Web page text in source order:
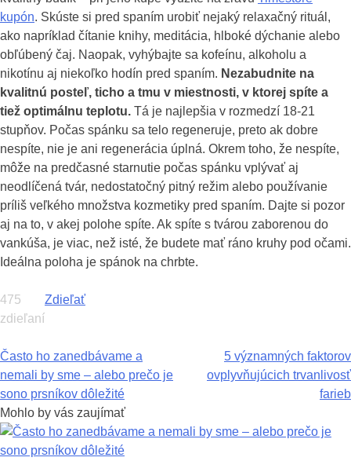
kupón. Skúste si pred spaním urobiť nejaký relaxačný rituál,
ako napríklad čítanie knihy, meditácia, hlboké dýchanie alebo
obľúbený čaj. Naopak, vyhýbajte sa kofeínu, alkoholu a
nikotínu aj niekoľko hodín pred spaním. Nezabudnite na
kvalitnú posteľ, ticho a tmu v miestnosti, v ktorej spíte a
tiež optimálnu teplotu. Tá je najlepšia v rozmedzí 18-21
stupňov. Počas spánku sa telo regeneruje, preto ak dobre
nespíte, nie je ani regenerácia úplná. Okrem toho, že nespíte,
môže na predčasné starnutie počas spánku vplývať aj
neodlíčená tvár, nedostatočný pitný režim alebo používanie
príliš veľkého množstva kozmetiky pred spaním. Dajte si pozor
aj na to, v akej polohe spíte. Ak spíte s tvárou zaborenou do
vankúša, je viac, než isté, že budete mať ráno kruhy pod očami.
Ideálna poloha je spánok na chrbte.
475
zdieľaní
Zdieľať
Navigácia
v
článku
Často ho zanedbávame a
nemali by sme – alebo prečo je
sono prsníkov dôležité
5 významných faktorov
ovplyvňujúcich trvanlivosť
farieb
Mohlo by vás zaujímať